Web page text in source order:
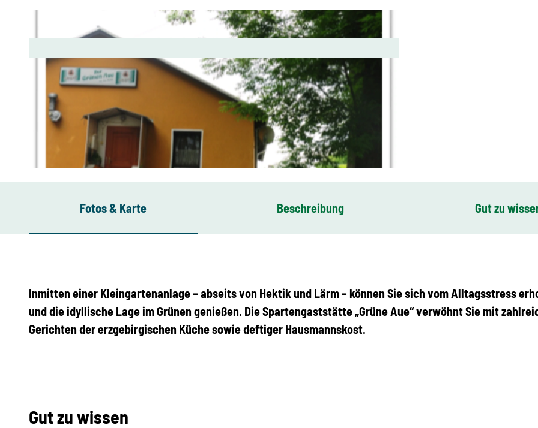
Fotos & Karte Beschreibung Gut zu
Inmitten einer Kleingartenanlage – abseits von Hektik und Lärm – können Sie sich vom Alltagsstress
und die idyllische Lage im Grünen genießen. Die Spartengaststätte „Grüne Aue“ verwöhnt Sie mit
Gerichten der erzgebirgischen Küche sowie deftiger Hausmannskost.
Gut zu wissen